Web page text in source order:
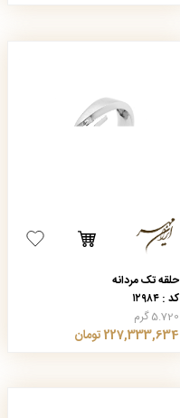
حلقه تک مردانه
کد : ۱۲۹۸۴
5.720 گرم
227,333,634 تومان